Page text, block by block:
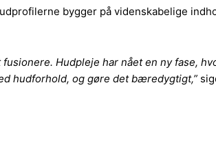
bygger på videnskabelige
Hudpleje har nået en ny fase,
hudforhold, og gøre det bæredygtigt,”